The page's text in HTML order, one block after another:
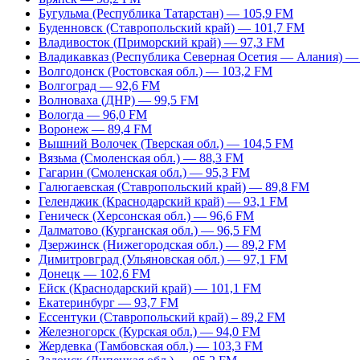
Бугульма (Республика Татарстан) — 105,9 FM
Буденновск (Ставропольский край) — 101,7 FM
Владивосток (Приморский край) — 97,3 FM
Владикавказ (Республика Северная Осетия — Алания)
Волгодонск (Ростовская обл.) — 103,2 FM
Волгоград — 92,6 FM
Волноваха (ДНР) — 99,5 FM
Вологда — 96,0 FM
Воронеж — 89,4 FM
Вышний Волочек (Тверская обл.) — 104,5 FM
Вязьма (Смоленская обл.) — 88,3 FM
Гагарин (Смоленская обл.) — 95,3 FM
Галюгаевская (Ставропольский край) — 89,8 FM
Геленджик (Краснодарский край) — 93,1 FM
Геническ (Херсонская обл.) — 96,6 FM
Далматово (Курганская обл.) — 96,5 FM
Дзержинск (Нижегородская обл.) — 89,2 FM
Димитровград (Ульяновская обл.) — 97,1 FM
Донецк — 102,6 FM
Ейск (Краснодарский край) — 101,1 FM
Екатеринбург — 93,7 FM
Ессентуки (Ставропольский край) – 89,2 FM
Железногорск (Курская обл.) — 94,0 FM
Жердевка (Тамбовская обл.) — 103,3 FM